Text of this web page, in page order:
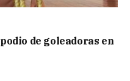
de goleadoras en